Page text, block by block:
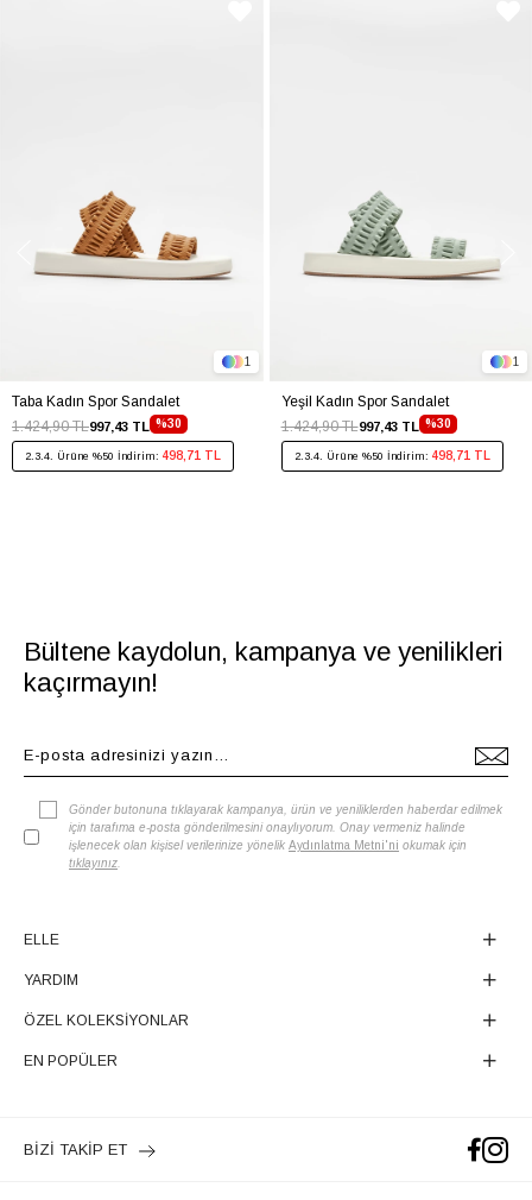
Taba Kadın Spor Sandalet
%30
997,43 TL
1.424,90 TL
2.3.4. Ürüne %50 İndirim: 498,71 TL
1
Yeşil Kadın Spor Sandalet
%30
997,43 TL
1.424,90 TL
2.3.4. Ürüne %50 İndirim: 498,71 TL
1
Bültene kaydolun, kampanya ve yenilikleri
kaçırmayın!
Gönder butonuna tıklayarak kampanya, ürün ve yeniliklerden haberdar edilmek
için tarafıma e-posta gönderilmesini onaylıyorum. Onay vermeniz halinde
işlenecek olan kişisel verilerinize yönelik Aydınlatma Metni'ni okumak için
tıklayınız
ELLE
YARDIM
ÖZEL KOLEKSİYONLAR
EN POPÜLER
BİZİ TAKİP ET